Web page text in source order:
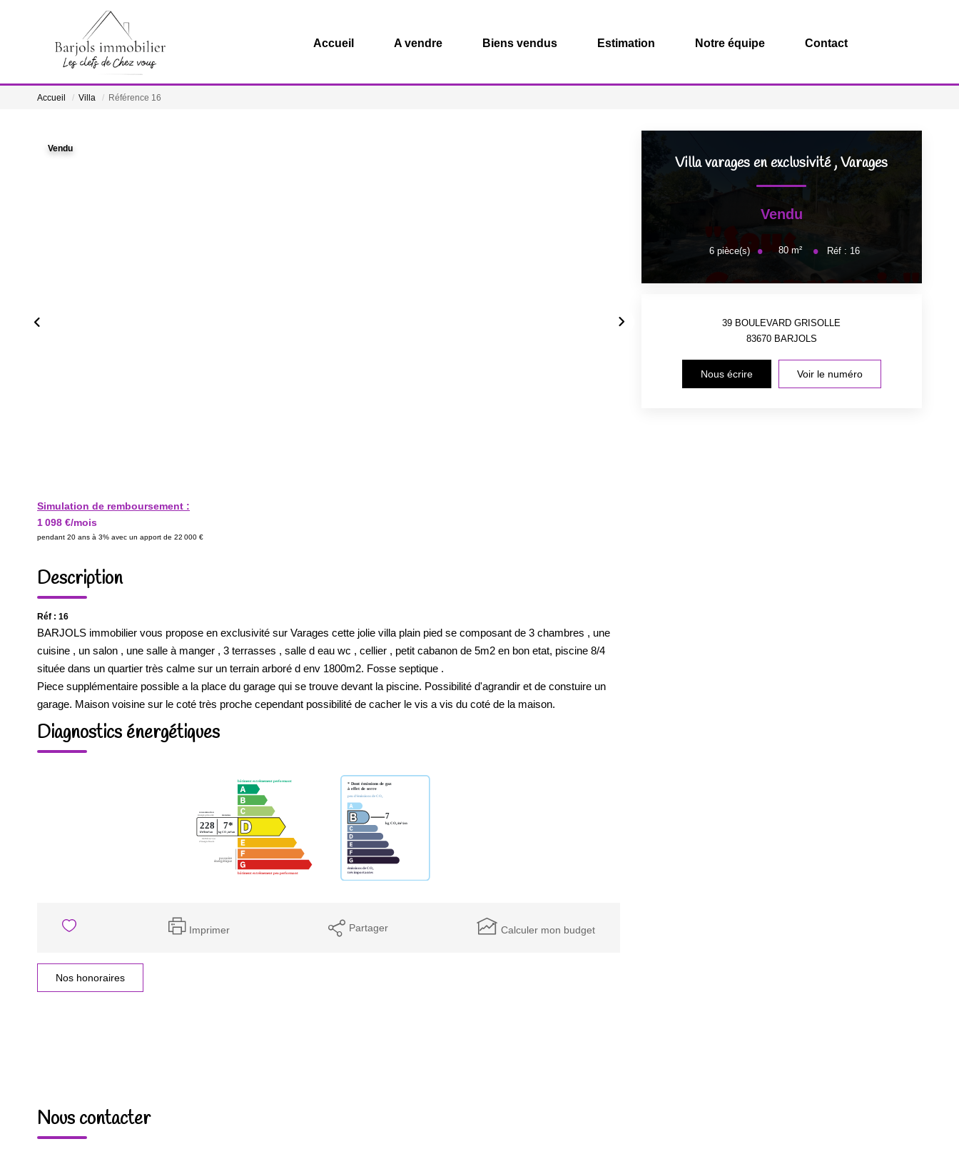
Accueil A vendre Biens vendus Estimation Notre équipe Contact
Accueil Villa Référence 16
Vendu
Simulation de remboursement :
1 098 €/mois
pendant 20 ans à 3% avec un apport de 22 000 €
Description
Réf : 16
BARJOLS immobilier vous propose en exclusivité sur Varages cette jolie villa plain pied se composant de 3 chambres , une
cuisine , un salon , une salle à manger , 3 terrasses , salle d eau wc , cellier , petit cabanon de 5m2 en bon etat, piscine 8/4
située dans un quartier très calme sur un terrain arboré d env 1800m2. Fosse septique .
Piece supplémentaire possible a la place du garage qui se trouve devant la piscine. Possibilité d'agrandir et de constuire un
garage. Maison voisine sur le coté très proche cependant possibilité de cacher le vis a vis du coté de la maison.
Diagnostics énergétiques
Imprimer Partager Calculer mon budget
Nos honoraires
Villa varages en exclusivité,Varages
Vendu
6 pièce(s) 80 m² Réf : 16
39 BOULEVARD GRISOLLE
83670 BARJOLS
Nous écrire Voir le numéro
Nous contacter